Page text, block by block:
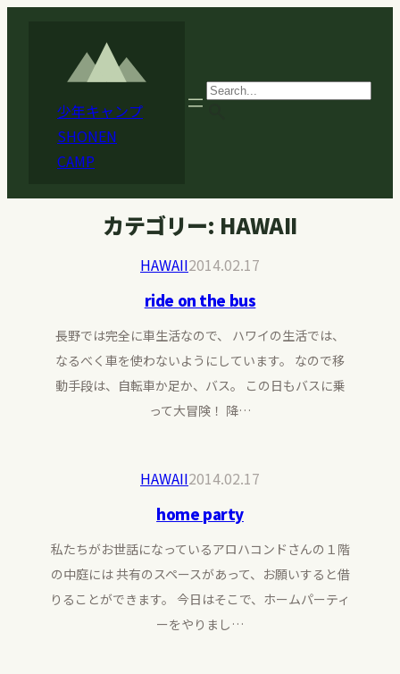
少年キャンプ
SHONEN
CAMP
カテゴリー: HAWAII
HAWAII2014.02.17
ride on the bus
長野では完全に車生活なので、 ハワイの生活では、
なるべく車を使わないようにしています。 なので移
動手段は、自転車か足か、バス。 この日もバスに乗
って大冒険！ 降…
HAWAII2014.02.17
home party
私たちがお世話になっているアロハコンドさんの１階
の中庭には 共有のスペースがあって、お願いすると借
りることができます。 今日はそこで、ホームパーティ
ーをやりまし…